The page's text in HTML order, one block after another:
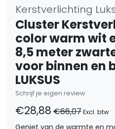
Kerstverlichting
Cluster
color warm wit
8,5 meter
voor binnen en
LUKSUS
Schrijf je eigen review
€28,88 €66,07Excl. btw
Geniet van de warmte en